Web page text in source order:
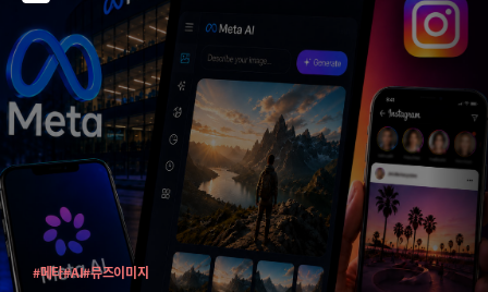
#메타#AI#뮤즈이미지